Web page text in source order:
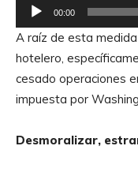
e
p
r
o
d
c
00:00
A raíz de esta
hotelero,
cesado operaciones
impuesta por
Desmoralizar,